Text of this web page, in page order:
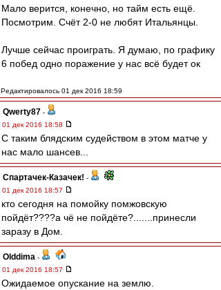
Мало верится, конечно, но тайм есть ещё.
Посмотрим. Счёт 2-0 не любят Итальянцы.
Лучше сейчас проиграть. Я думаю, по графику
6 побед одно поражение у нас всё будет ок
Редактировалось 01 дек 2016 18:59
Qwerty87 -
01 дек 2016 18:58
С таким блядским судейством в этом матче у
нас мало шансев...
Спартачек-Казачек! -
01 дек 2016 18:57
кто сегодня на помойку помжовскую
пойдёт????а чё не пойдёте?.......принесли
заразу в Дом.
Olddima -
01 дек 2016 18:57
Ожидаемое опускание на землю.